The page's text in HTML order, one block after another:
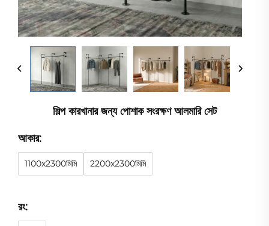
শিল্প কারখানার জন্য পোশাক সংরক্ষণ আলমারি সেট
আকার:
1100x2300মিমি 2200x2300মিমি
রং: